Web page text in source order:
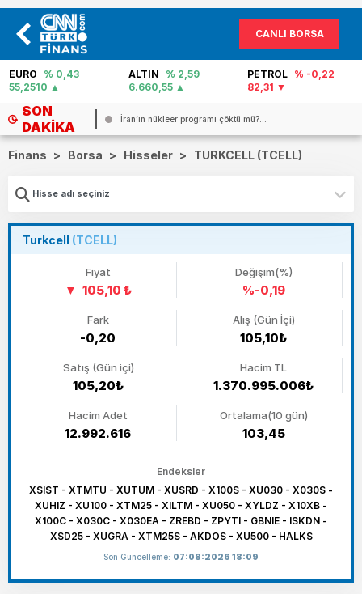
CANLI BORSA
EURO
% 0,43
55,2510
ALTIN
% 2,59
6.660,55
PETROL % -0,22
82,31
SON
DAKIKA
İran’ın nükleer programı çöktü mü?...
Finans > Borsa > Hisseler > TURKCELL (TCELL)
Turkcell (TCELL)
Fiyat
105,10 ₺
Değişim(%)
%-0,19
Fark
-0,20
Alış (Gün İçi)
105,10₺
Satış (Gün içi)
105,20₺
Hacim TL
1.370.995.006₺
Hacim Adet
12.992.616
Ortalama(10 gün)
103,45
Endeksler
XSIST - XTMTU - XUTUM - XUSRD - X100S - XU030 - X030S -
XUHIZ - XU100 - XTM25 - XILTM - XU050 - XYLDZ - X10XB -
X100C - X030C - X030EA - ZREBD - ZPYTI - GBNIE - ISKDN -
XSD25 - XUGRA - XTM25S - AKDOS - XU500 - HALKS
Son Güncelleme: 07:08:2026 18:09